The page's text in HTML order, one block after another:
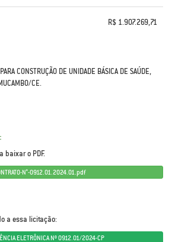
R$ 1.907.269,71
CONSTRUÇÃO DE UNIDADE BÁSICA DE SAÚDE,
CE.
baixar o PDF.
N°-0912.01.2024.01.pdf
a essa licitação:
ELETRÔNICA Nº 0912.01/2024-CP